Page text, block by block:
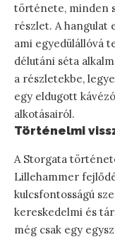
története, minden
részlet. A hangulat
ami egyedülállóvá
délutáni séta
a részletekbe,
egy eldugott
alkotásairól.
Történelmi
A Storgata
Lillehammer
kulcsfontosságú
kereskedelmi és
még csak egy